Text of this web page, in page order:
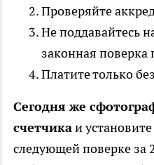
Проверяйте
Не поддавайтесь
законная поверка
Платите только
Сегодня же
счетчикаи
следующей поверке за